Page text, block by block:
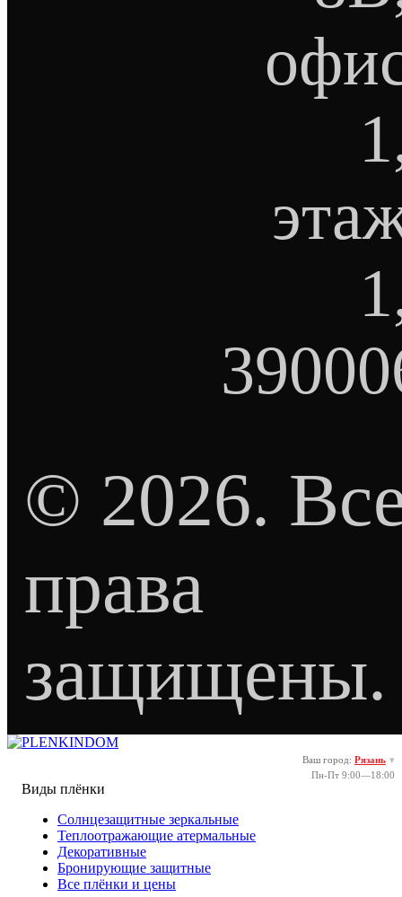
© 2026.
права
защищены.
Ваш город: Рязань ▾
Пн-Пт 9:00—18:00
Виды плёнки
Солнцезащитные зеркальные
Теплоотражающие атермальные
Декоративные
Бронирующие защитные
Все плёнки и цены